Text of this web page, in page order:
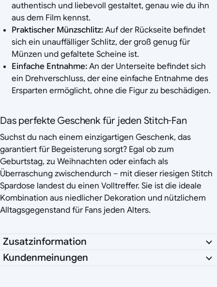
authentisch und liebevoll gestaltet, genau wie du ihn
aus dem Film kennst.
Praktischer Münzschlitz:Auf der Rückseite befindet
sich ein unauffälliger Schlitz, der groß genug für
Münzen und gefaltete Scheine ist.
Einfache Entnahme:An der Unterseite befindet sich
ein Drehverschluss, der eine einfache Entnahme des
Ersparten ermöglicht, ohne die Figur zu beschädigen.
Das perfekte Geschenk für jeden Stitch-Fan
Suchst du nach einem einzigartigen Geschenk, das
garantiert für Begeisterung sorgt? Egal ob zum
Geburtstag, zu Weihnachten oder einfach als
Überraschung zwischendurch – mit dieser riesigen Stitch
Spardose landest du einen Volltreffer. Sie ist die ideale
Kombination aus niedlicher Dekoration und nützlichem
Alltagsgegenstand für Fans jeden Alters.
Zusatzinformation
Kundenmeinungen